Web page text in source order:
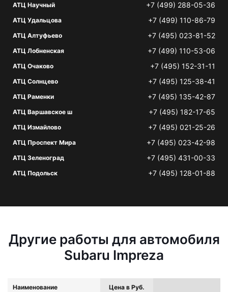
АТЦ Научный +7 (499) 288-05-36
АТЦ Удальцова +7 (499) 110-86-79
АТЦ Алтуфьево +7 (495) 023-81-52
АТЦ Лобненская +7 (499) 110-53-06
АТЦ Очаково +7 (495) 152-31-11
АТЦ Солнцево +7 (495) 125-38-41
АТЦ Раменки +7 (495) 135-42-87
АТЦ Варшавское ш +7 (495) 182-17-65
АТЦ Измайлово +7 (495) 021-25-26
АТЦ Проспект Мира +7 (495) 023-42-98
АТЦ Зеленоград +7 (495) 431-00-33
АТЦ Подольск +7 (495) 128-01-88
Другие работы для автомобиля
Subaru Impreza
Наименование Цена в Руб.